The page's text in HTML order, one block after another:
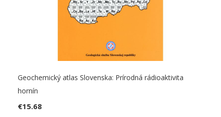
Geochemický atlas Slovenska: Prírodná rádioaktivita
hornín
€15.68